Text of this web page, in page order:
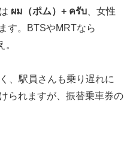
ผม（ポム）+ ครับ 、女性
す。BTSやMRTなら
、駅員さんも乗り遅れに
られますが、振替乗車券の